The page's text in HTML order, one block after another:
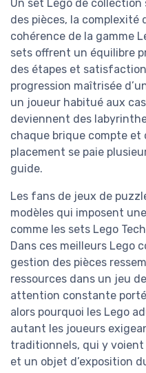
Un set Lego de
des pièces, la
cohérence de la gamme
sets offrent un équilibre
des étapes et
progression maîtrisée
un joueur habitué aux
deviennent des
chaque brique compte et
placement se paie
guide.
Les fans de jeux de
modèles qui imposent
comme les sets Lego
Dans ces meilleurs Lego
gestion des pièces
ressources dans un jeu
attention constante
alors pourquoi les Lego
autant les joueurs
traditionnels, qui y
et un objet d’exposition